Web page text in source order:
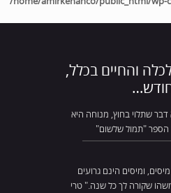
והחיים בכלל,
שתלוי בחוץ, מנוחה היא
הספר "תמול שלשום"
ומיסים הינם גרועים
שקורה לך כל שנה." טרי